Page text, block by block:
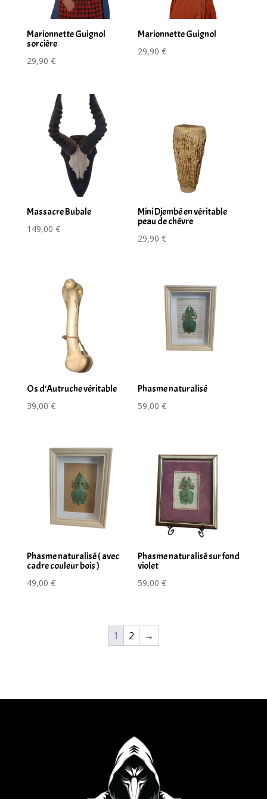
Marionnette Guignol
sorcière
29,90 €
Marionnette Guignol
29,90€
Massacre Bubale
149,00 €
Mini Djembé en véritable
peau de chèvre
29,90€
Os d’Autruche véritable
39,00 €
Phasme naturalisé
59,00€
Phasme naturalisé ( avec
cadre couleur bois )
49,00 €
Phasme naturalisé sur fond
violet
59,00€
1 2 →